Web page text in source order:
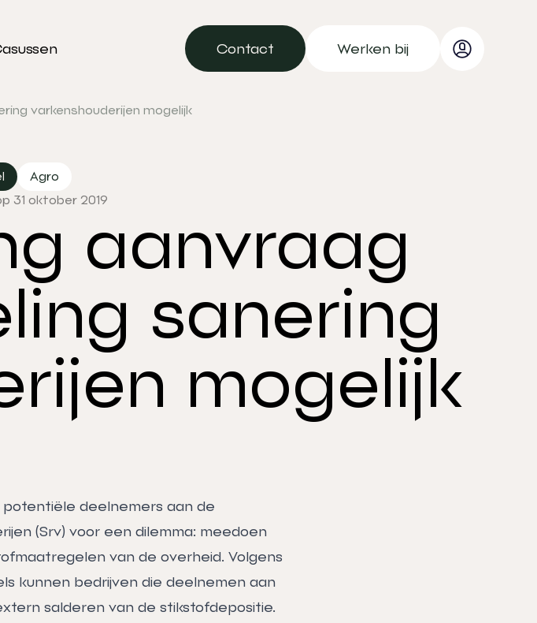
Contact
Contact
Werken bij
varkenshouderijen mogelijk
Agro
31 oktober 2019
aanvraag
sanering
mogelijk
deelnemers aan de
(Srv) voor een dilemma: meedoen
van de overheid. Volgens
kunnen bedrijven die deelnemen aan
salderen van de stikstofdepositie.